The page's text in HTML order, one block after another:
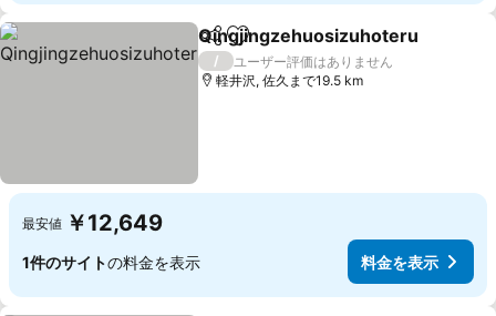
シェアお気に入りに追加
Qingjingzehuosizuhoteru
/
ユーザー評価はありません
軽井沢, 佐久まで19.5 km
最安値 ￥12,649
1件のサイトの料金を表示 料金を表示